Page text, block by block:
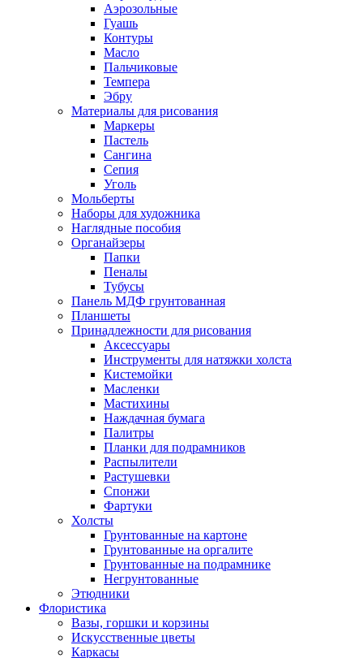
Аэрозольные
Гуашь
Контуры
Масло
Пальчиковые
Темпера
Эбру
Материалы для рисования
Маркеры
Пастель
Сангина
Сепия
Уголь
Мольберты
Наборы для художника
Наглядные пособия
Органайзеры
Папки
Пеналы
Тубусы
Панель МДФ грунтованная
Планшеты
Принадлежности для рисования
Аксессуары
Инструменты для натяжки холста
Кистемойки
Масленки
Мастихины
Наждачная бумага
Палитры
Планки для подрамников
Распылители
Растушевки
Спонжи
Фартуки
Холсты
Грунтованные на картоне
Грунтованные на оргалите
Грунтованные на подрамнике
Негрунтованные
Этюдники
Флористика
Вазы, горшки и корзины
Искусственные цветы
Каркасы